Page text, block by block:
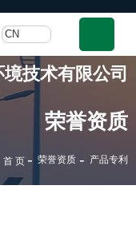
CN
技术有限公司
荣誉资质
首 页 - 荣誉资质 - 产品专利